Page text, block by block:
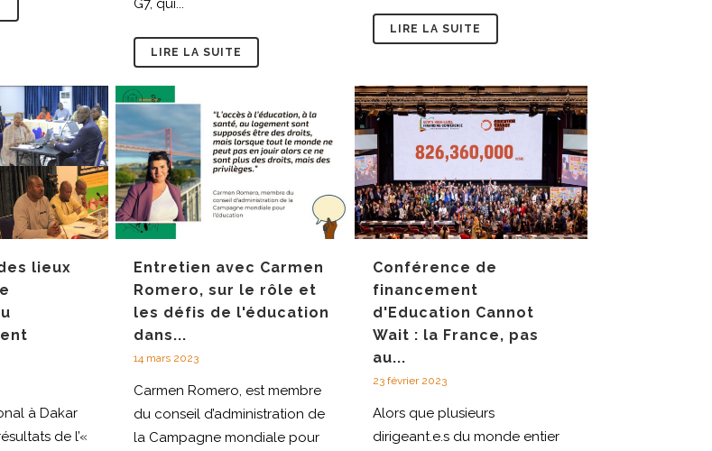
G7, qui...
LIRE LA SUITE
LIRE LA SUITE
lieux
à Dakar
de l’«
Entretien avec Carmen
Romero, sur le rôle et
les défis de l'éducation
dans...
14 mars 2023
Carmen Romero, est membre
du conseil d’administration de
la Campagne mondiale pour
Conférence de
financement
d'Education Cannot
Wait : la France, pas
au...
23 février 2023
Alors que plusieurs
dirigeant.e.s du monde entier